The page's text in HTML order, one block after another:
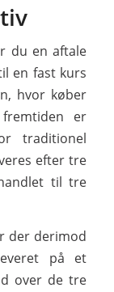
du en aftale
en fast kurs
hvor køber
er
traditionel
efter tre
til tre
der derimod
på et
over de tre